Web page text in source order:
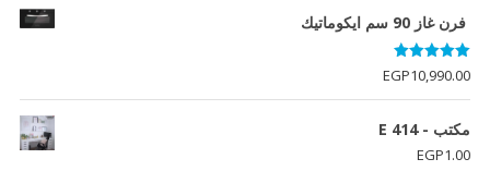
فرن غاز 90 سم ايكوماتيك
تم التقييم
5.00 من 5 EGP10,990.00
مكتب - E 414
EGP1.00